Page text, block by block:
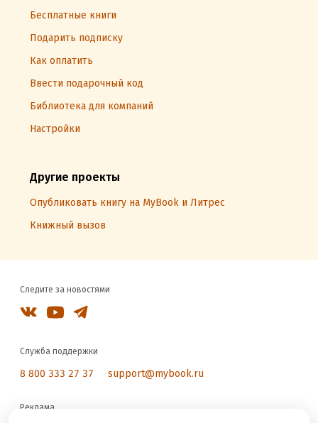
Бесплатные книги
Подарить подписку
Как оплатить
Ввести подарочный код
Библиотека для компаний
Настройки
Другие проекты
Опубликовать книгу на MyBook и Литрес
Книжный вызов
Следите за новостями
Служба поддержки
8 800 333 27 37 support@mybook.ru
Реклама